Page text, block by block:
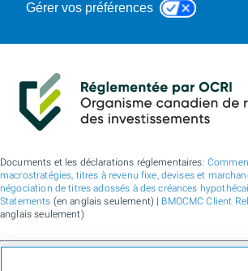
Gérer vos préférences
Documents et les déclarations réglementaires:
macrostratégies, titres à revenu fixe, devises et
négociation de titres adossés à des créances
Statements (en anglais seulement) | BMOCMC Client
anglais seulement)